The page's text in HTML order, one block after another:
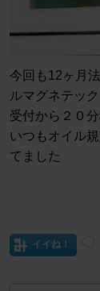
今回も12ヶ月
ルマグネテック
受付から２０
いつもオイル
てました
イイね！